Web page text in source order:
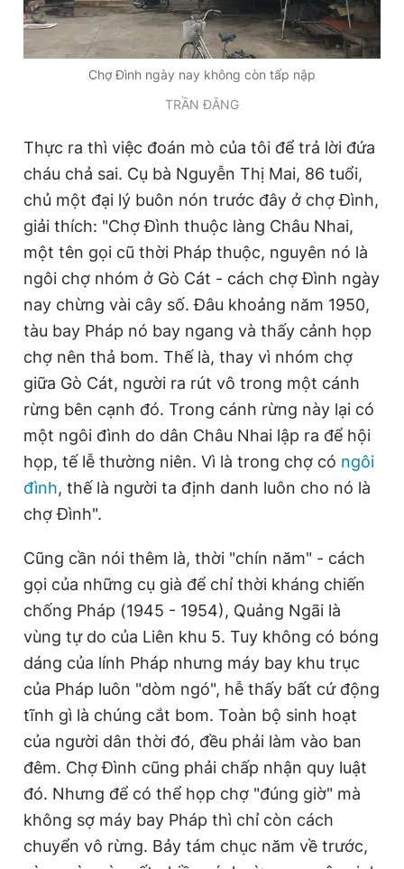
Chợ Đình ngày nay không còn tấp nập
TRẦN ĐĂNG
Thực ra thì việc đoán mò của tôi để trả lời đứa
cháu chả sai. Cụ bà Nguyễn Thị Mai, 86 tuổi,
chủ một đại lý buôn nón trước đây ở chợ Đình,
giải thích: "Chợ Đình thuộc làng Châu Nhai,
một tên gọi cũ thời Pháp thuộc, nguyên nó là
ngôi chợ nhóm ở Gò Cát - cách chợ Đình ngày
nay chừng vài cây số. Đâu khoảng năm 1950,
tàu bay Pháp nó bay ngang và thấy cảnh họp
chợ nên thả bom. Thế là, thay vì nhóm chợ
giữa Gò Cát, người ra rút vô trong một cánh
rừng bên cạnh đó. Trong cánh rừng này lại có
một ngôi đình do dân Châu Nhai lập ra để hội
họp, tế lễ thường niên. Vì là trong chợ có ngôi
đình, thế là người ta định danh luôn cho nó là
chợ Đình".
Cũng cần nói thêm là, thời "chín năm" - cách
gọi của những cụ già để chỉ thời kháng chiến
chống Pháp (1945 - 1954), Quảng Ngãi là
vùng tự do của Liên khu 5. Tuy không có bóng
dáng của lính Pháp nhưng máy bay khu trục
của Pháp luôn "dòm ngó", hễ thấy bất cứ động
tĩnh gì là chúng cắt bom. Toàn bộ sinh hoạt
của người dân thời đó, đều phải làm vào ban
đêm. Chợ Đình cũng phải chấp nhận quy luật
đó. Nhưng để có thể họp chợ "đúng giờ" mà
không sợ máy bay Pháp thì chỉ còn cách
chuyển vô rừng. Bảy tám chục năm về trước,